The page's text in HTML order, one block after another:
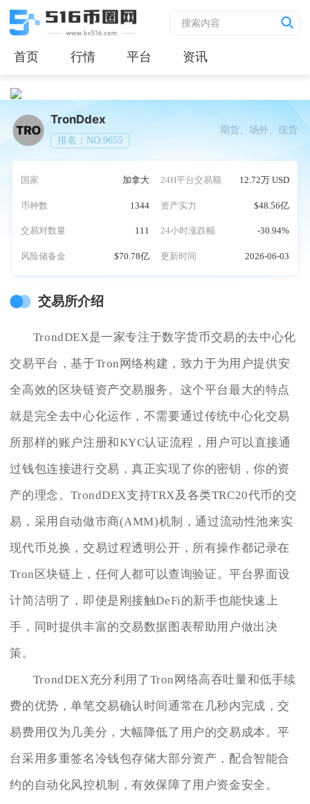
首页 行情 平台 资讯
TronDdex
排名：NO.9655
期货、场外、现货
国家 加拿大 24H平台交易额 12.72万 USD
币种数 1344 资产实力 $48.56亿
交易对数量 111 24小时涨跌幅 -30.94%
风险储备金 $70.78亿 更新时间 2026-06-03
交易所介绍
TrondDEX是一家专注于数字货币交易的去中心化
交易平台，基于Tron网络构建，致力于为用户提供安
全高效的区块链资产交易服务。这个平台最大的特点
就是完全去中心化运作，不需要通过传统中心化交易
所那样的账户注册和KYC认证流程，用户可以直接通
过钱包连接进行交易，真正实现了你的密钥，你的资
产的理念。TrondDEX支持TRX及各类TRC20代币的交
易，采用自动做市商(AMM)机制，通过流动性池来实
现代币兑换，交易过程透明公开，所有操作都记录在
Tron区块链上，任何人都可以查询验证。平台界面设
计简洁明了，即使是刚接触DeFi的新手也能快速上
手，同时提供丰富的交易数据图表帮助用户做出决
策。
TrondDEX充分利用了Tron网络高吞吐量和低手续
费的优势，单笔交易确认时间通常在几秒内完成，交
易费用仅为几美分，大幅降低了用户的交易成本。平
台采用多重签名冷钱包存储大部分资产，配合智能合
约的自动化风控机制，有效保障了用户资金安全。